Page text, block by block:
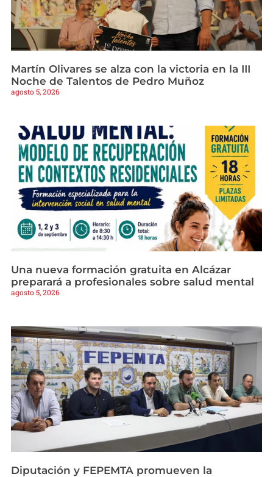
Martín Olivares se alza con la victoria en la III
Noche de Talentos de Pedro Muñoz
agosto 5, 2026
Una nueva formación gratuita en Alcázar
preparará a profesionales sobre salud mental
agosto 5, 2026
Diputación y FEPEMTA promueven la